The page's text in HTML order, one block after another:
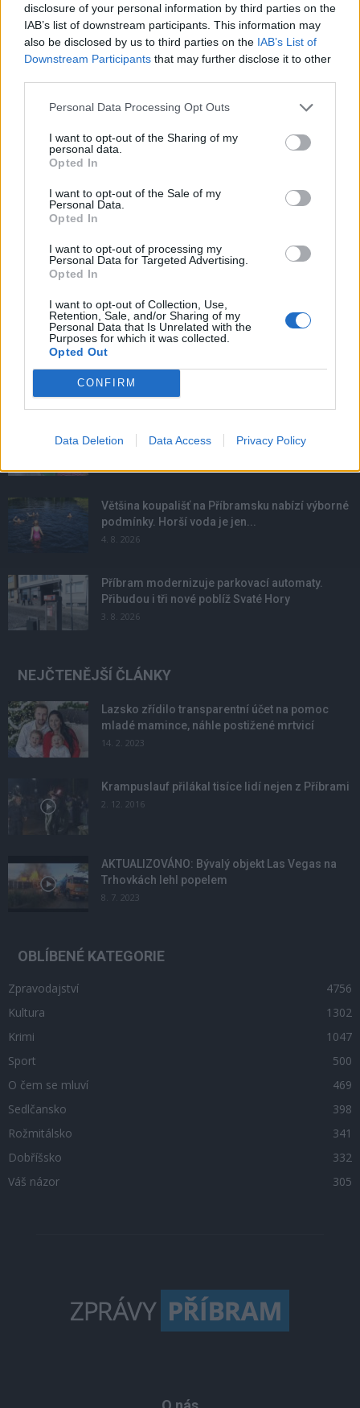
disclosure of your personal information by third parties on the
IAB’s list of downstream participants. This information may
also be disclosed by us to third parties on the IAB’s List of
Downstream Participants that may further disclose it to other
Personal Data Processing Opt Outs
I want to opt-out of the Sharing of my
personal data.
Opted In
I want to opt-out of the Sale of my
Personal Data.
Opted In
I want to opt-out of processing my
Personal Data for Targeted Advertising.
Opted In
I want to opt-out of Collection, Use,
Retention, Sale, and/or Sharing of my
Personal Data that Is Unrelated with the
Purposes for which it was collected.
Opted Out
CONFIRM
Data Deletion Data Access Privacy Policy
Čtvrtina řidičů při kontrole na Příbramsku
neobstála. Policie o prázdninách zpřísní
dohled na silnicích
NOVINKY
6. 8. 2026
Většina koupališť na Příbramsku nabízí výborné
podmínky. Horší voda je jen...
4. 8. 2026
Příbram modernizuje parkovací automaty.
Přibudou i tři nové poblíž Svaté Hory
3. 8. 2026
NEJČTENĚJŠÍ ČLÁNKY
Lazsko zřídilo transparentní účet na pomoc
mladé mamince, náhle postižené mrtvicí
14. 2. 2023
Krampuslauf přilákal tisíce lidí nejen z Příbrami
2. 12. 2016
AKTUALIZOVÁNO: Bývalý objekt Las Vegas na
Trhovkách lehl popelem
8. 7. 2023
OBLÍBENÉ KATEGORIE
Zpravodajství
4756
Kultura
1302
Krimi
1047
Sport
500
O čem se mluví
469
Sedlčansko
398
Rožmitálsko
341
Dobříšsko
332
Váš názor
305